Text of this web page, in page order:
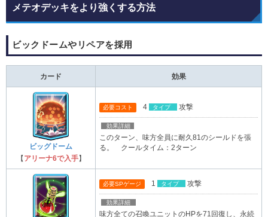
メテオデッキをより強くする方法
ビックドームやリペアを採用
カード 効果
ビッグドーム
【 アリーナ6で入手】
必要コスト 4 タイプ 攻撃
効果詳細
このターン、味方全員に耐久81のシールドを張
る。 クールタイム：2ターン
必要SPゲージ 1 タイプ 攻撃
効果詳細
味方全ての召喚ユニットのHPを71回復し、永続